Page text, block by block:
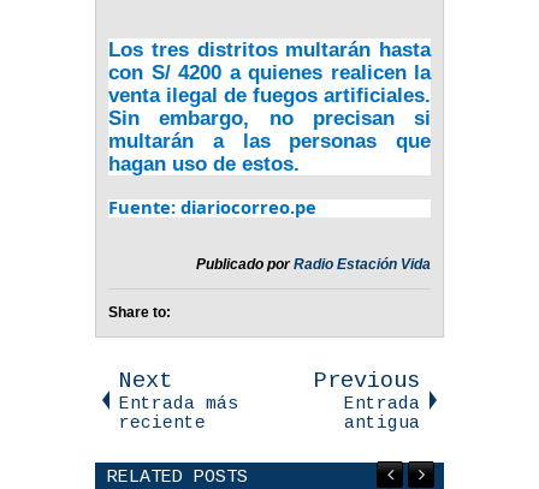
Los tres distritos multarán hasta
con S/ 4200 a quienes realicen la
venta ilegal de fuegos artificiales.
Sin embargo, no precisan si
multarán a las personas que
hagan uso de estos.
Fuente: diariocorreo.pe
Publicado porRadio Estación Vida
Share to:
Next
Entrada más
reciente
Previous
Entrada
antigua
RELATED POSTS